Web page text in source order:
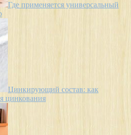
Где применяется универсальный
Цинкирующий состав: как
цинкования